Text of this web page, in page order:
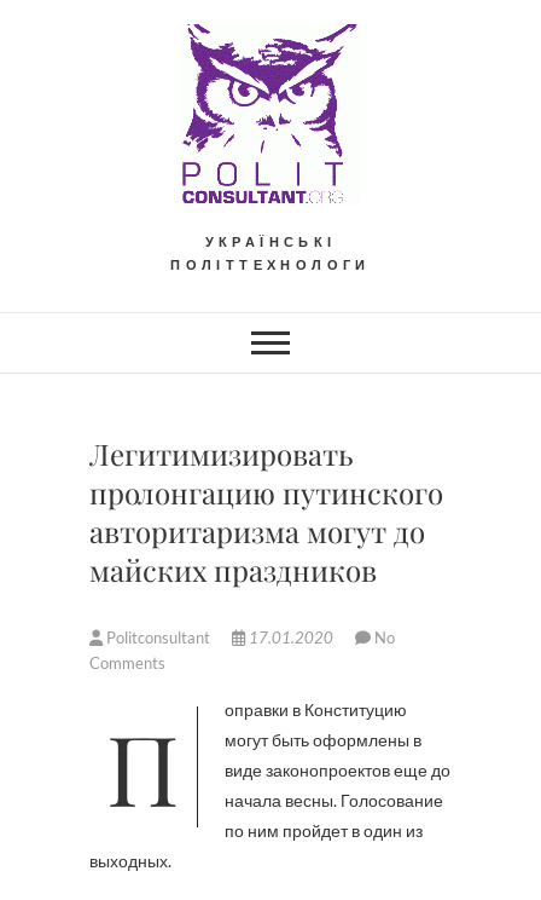
УКРАЇНСЬКІ
ПОЛІТТЕХНОЛОГИ
Легитимизировать
пролонгацию путинского
авторитаризма могут до
майских праздников
Politconsultant 17.01.2020
No
Comments
Поправки в Конституцию
могут быть оформлены в
виде законопроектов еще до
начала весны. Голосование
по ним пройдет в один из
выходных.